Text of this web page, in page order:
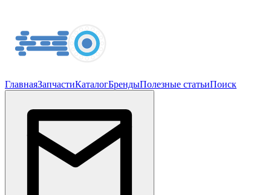
ГлавнаяЗапчастиКаталогБрендыПолезные статьиПоиск